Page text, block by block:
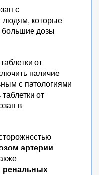
с
людям, которые
большие дозы
от
наличие
с патологиями
от
в
артерии
ренальных